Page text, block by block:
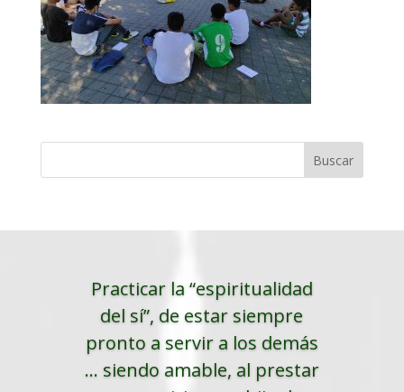
Practicar la “espiritualidad
del sí”, de estar siempre
pronto a servir a los demás
... siendo amable, al prestar